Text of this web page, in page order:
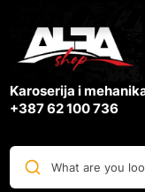
Karoserija i
+387 62 100 736
What are you